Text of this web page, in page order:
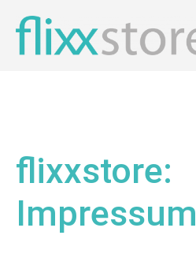
flixxstore:
Impressum